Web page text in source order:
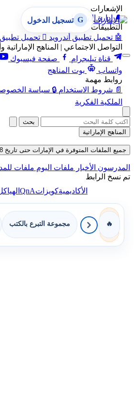
الإشعارات
🔔 إدارة الإشعارات
التطبيقات
🤖 تحميل تطبيق أندرويد  تحميل
التواصل الاجتماعي | المناهج الإماراتية
قناة تيليجرام
صفحة فيسبوك
واتساب
بوت المناهج
روابط مهمة
📄 شروط الاستخدام 🔒 سياسة
الملكية الفكرية
G تسجيل الدخول
بحث
المناهج الإماراتية
جميع الملفات المتوفرة في الإمارات حتى تاريخ 08-08-2026
المدرسون الأخبار ملفات اليوم ملفات
تم نسخ الرابط
الأكاديميةكويزاتQnA
🔥 مجموعة التبرع بالكتب